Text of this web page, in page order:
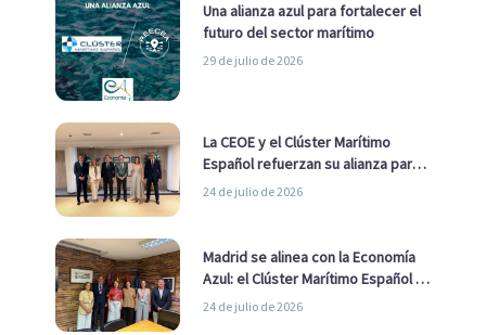
Una alianza azul para fortalecer el
futuro del sector marítimo
29 de julio de 2026
La CEOE y el Clúster Marítimo
Español refuerzan su alianza para
impulsar una estrategia Nacional
24 de julio de 2026
Madrid se alinea con la Economía
Azul: el Clúster Marítimo Español y
la Real Liga Naval avanzan alianzas
24 de julio de 2026